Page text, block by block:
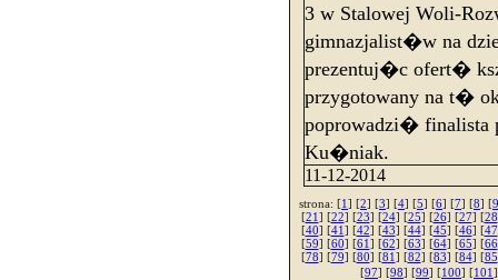
3 w Stalowej Woli-
gimnazjalist�w na
prezentuj�c ofert�
przygotowany na t�
poprowadzi� finalista
Ku�niak.
11-12-2014
strona: [1] [2] [3] [4] [5] [6] [7] [8] [9
[21] [22] [23] [24] [25] [26] [27] [28
[40] [41] [42] [43] [44] [45] [46] [47
[59] [60] [61] [62] [63] [64] [65] [66
[78] [79] [80] [81] [82] [83] [84] [85
[97] [98] [99] [100] [101